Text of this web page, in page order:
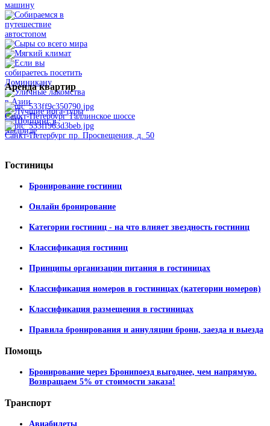
Арендаквартир
Санкт-Петербург Таллинское шоссе
Санкт-Петербург пр. Просвещения, д. 50
Гостиницы
Бронирование гостиниц
Онлайн бронирование
Категории гостиниц - на что влияет звездность гостиниц
Классификация гостиниц
Принципы организации питания в гостиницах
Классификация номеров в гостиницах (категории номеров)
Классификация размещения в гостиницах
Правила бронирования и аннуляции брони, заезда и выезда
Помощь
Бронирование через Бронипоезд выгоднее, чем напрямую.
Возвращаем 5% от стоимости заказа!
Транспорт
Авиабилеты